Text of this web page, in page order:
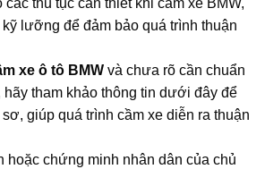
các thủ tục cần thiết khi cầm xe BMW,
lưỡng để đảm bảo quá trình thuận
xe ô tô BMW và chưa rõ cần chuẩn
tham khảo thông tin dưới đây để
giúp quá trình cầm xe diễn ra thuận
hoặc chứng minh nhân dân của chủ